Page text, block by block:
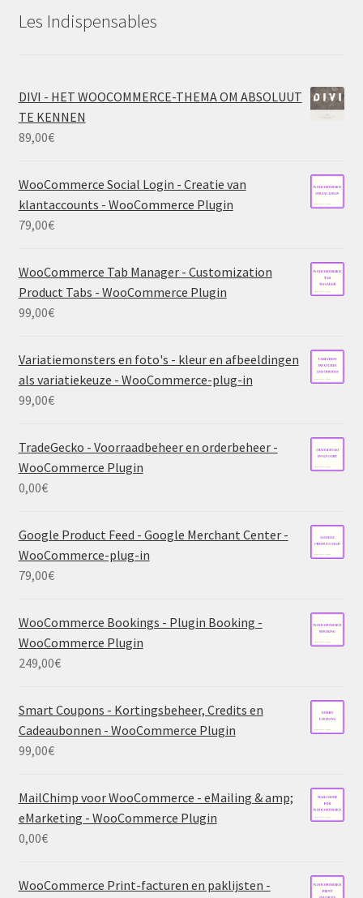
Les Indispensables
DIVI - HET WOOCOMMERCE-THEMA OM ABSOLUUT
TE KENNEN
89,00€
WooCommerce Social Login - Creatie van
klantaccounts - WooCommerce Plugin
79,00€
WooCommerce Tab Manager - Customization
Product Tabs - WooCommerce Plugin
99,00€
Variatiemonsters en foto's - kleur en afbeeldingen
als variatiekeuze - WooCommerce-plug-in
99,00€
TradeGecko - Voorraadbeheer en orderbeheer -
WooCommerce Plugin
0,00€
Google Product Feed - Google Merchant Center -
WooCommerce-plug-in
79,00€
WooCommerce Bookings - Plugin Booking -
WooCommerce Plugin
249,00€
Smart Coupons - Kortingsbeheer, Credits en
Cadeaubonnen - WooCommerce Plugin
99,00€
MailChimp voor WooCommerce - eMailing & amp;
eMarketing - WooCommerce Plugin
0,00€
WooCommerce Print-facturen en paklijsten -